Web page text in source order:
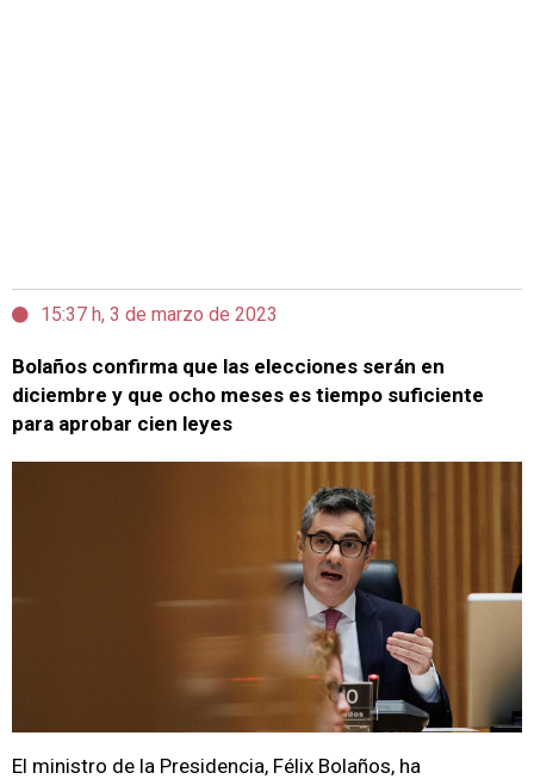
15:37 h, 3 de marzo de 2023
Bolaños confirma que las elecciones serán en
diciembre y que ocho meses es tiempo suficiente
para aprobar cien leyes
El ministro de la Presidencia, Félix Bolaños, ha